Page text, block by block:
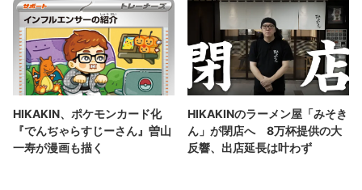
HIKAKIN、ポケモンカード化
『でんぢゃらすじーさん』曽山
一寿が漫画も描く
HIKAKINのラーメン屋「みそき
ん」が閉店へ 8万杯提供の大
反響、出店延長は叶わず